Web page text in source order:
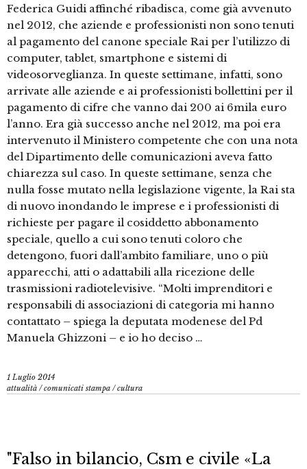
Federica Guidi affinché ribadisca, come già avvenuto
nel 2012, che aziende e professionisti non sono tenuti
al pagamento del canone speciale Rai per l’utilizzo di
computer, tablet, smartphone e sistemi di
videosorveglianza. In queste settimane, infatti, sono
arrivate alle aziende e ai professionisti bollettini per il
pagamento di cifre che vanno dai 200 ai 6mila euro
l’anno. Era già successo anche nel 2012, ma poi era
intervenuto il Ministero competente che con una nota
del Dipartimento delle comunicazioni aveva fatto
chiarezza sul caso. In queste settimane, senza che
nulla fosse mutato nella legislazione vigente, la Rai sta
di nuovo inondando le imprese e i professionisti di
richieste per pagare il cosiddetto abbonamento
speciale, quello a cui sono tenuti coloro che
detengono, fuori dall’ambito familiare, uno o più
apparecchi, atti o adattabili alla ricezione delle
trasmissioni radiotelevisive. “Molti imprenditori e
responsabili di associazioni di categoria mi hanno
contattato – spiega la deputata modenese del Pd
Manuela Ghizzoni – e io ho deciso …
1 Luglio 2014
attualità /comunicati stampa /cultura
"Falso in bilancio, Csm e civile «La